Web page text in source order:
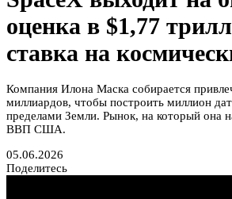
оценка в $1,77
ставка на
Компания Илона Маска собирается
миллиардов, чтобы построить миллион
пределами Земли. Рынок, на который она
ВВП США.
05.06.2026
Поделитесь